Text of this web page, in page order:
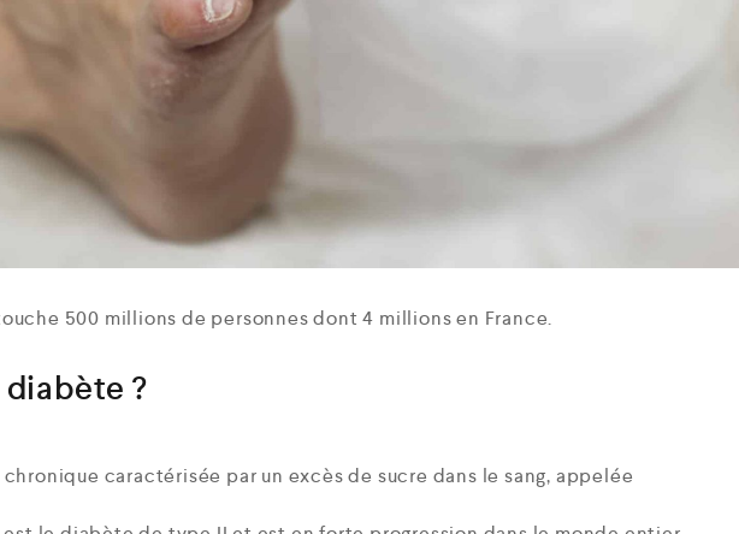
500 millions de personnes dont 4 millions en France.
?
caractérisée par un excès de sucre dans le sang, appelée